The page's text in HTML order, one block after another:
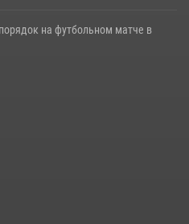
на футбольном матче в